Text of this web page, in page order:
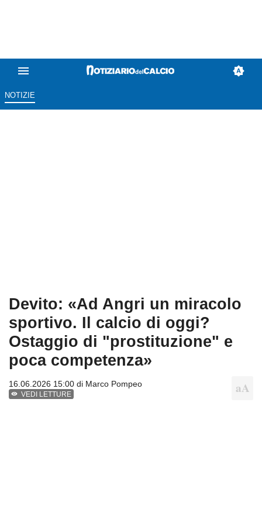
NOTIZIE
Devito: «Ad Angri un miracolo
sportivo. Il calcio di oggi?
Ostaggio di "prostituzione" e
poca competenza»
16.06.2026 15:00 di Marco Pompeo
VEDI LETTURE